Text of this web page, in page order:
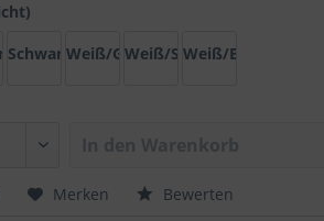
Silber
Schwarz/Bronze
Weiß/GoldWeiß/SilberWeiß/Bronze
Merken Bewerten